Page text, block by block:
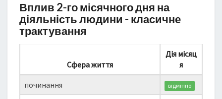
Вплив 2-го місячного дня на
діяльність людини - класичне
трактування
Сфера життя
Дія місяц
я
починання відмінно